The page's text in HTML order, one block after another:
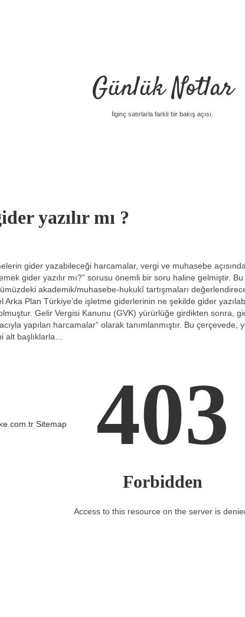
Günlük Notlar
İlginç satırlarla farklı bir bakış açısı.
yazılır mı ?
gider yazabileceği harcamalar, vergi ve muhasebe
gider yazılır mı?” sorusu önemli bir soru haline gelmiştir. Bu
akademik/muhasebe‑hukukî tartışmaları
Arka Plan Türkiye’de işletme giderlerinin ne şekilde gider
Gelir Vergisi Kanunu (GVK) yürürlüğe girdikten sonra,
yapılan harcamalar” olarak tanımlanmıştır. Bu çerçevede,
alt başlıklarla…
Sitemap 403
Forbidden
Access to this resource on the server is